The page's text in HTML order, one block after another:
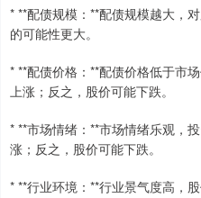
* **配债规模：**配债规模越大，
的可能性更大。
* **配债价格：**配债价格低于市
上涨；反之，股价可能下跌。
* **市场情绪：**市场情绪乐观，
涨；反之，股价可能下跌。
* **行业环境：**行业景气度高，